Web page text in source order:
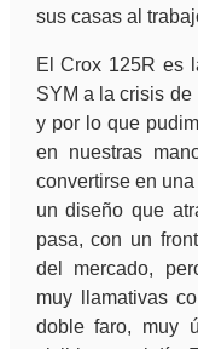
sus casas al
El Crox 125R es
SYM a la crisis
y por lo que
en nuestras
convertirse en
un diseño que
pasa, con un
del mercado,
muy llamativas
doble faro, muy